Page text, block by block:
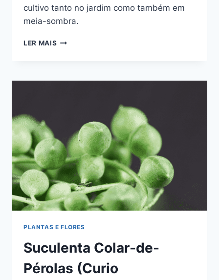
cultivo tanto no jardim como também em
meia-sombra.
LER MAIS ECHEVERIA
DE-
PLANTAS E FLORES
Suculenta Colar-de-
Pérolas (Curio